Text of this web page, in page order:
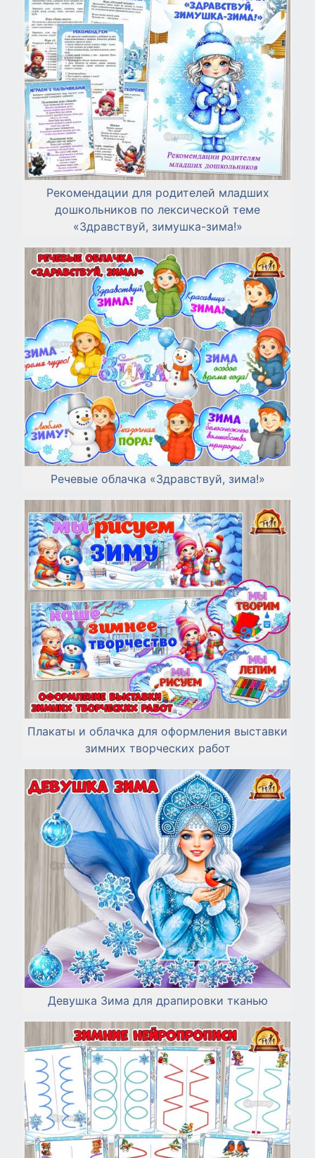
Рекомендации для родителей младших
дошкольников по лексической теме
«Здравствуй, зимушка-зима!»
Речевые облачка «Здравствуй, зима!»
Плакаты и облачка для оформления выставки
зимних творческих работ
Девушка Зима для драпировки тканью